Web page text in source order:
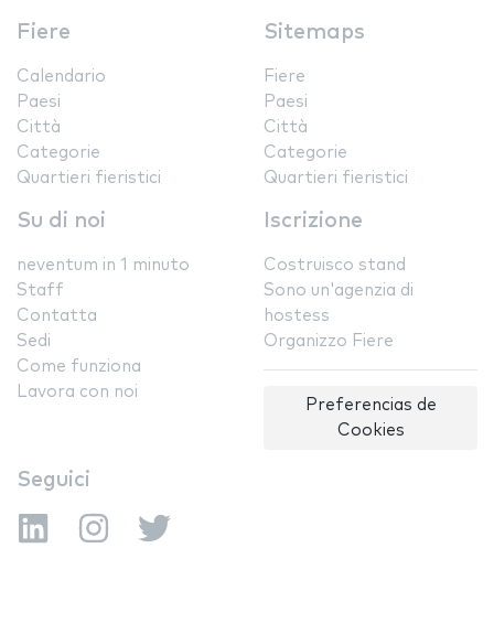
Fiere
Calendario
Paesi
Città
Categorie
Quartieri fieristici
Sitemaps
Fiere
Paesi
Città
Categorie
Quartieri fieristici
Su di noi
neventum in 1 minuto
Staff
Contatta
Sedi
Come funziona
Lavora con noi
Iscrizione
Costruisco stand
Sono un'agenzia di
hostess
Organizzo Fiere
Preferencias de
Cookies
Seguici